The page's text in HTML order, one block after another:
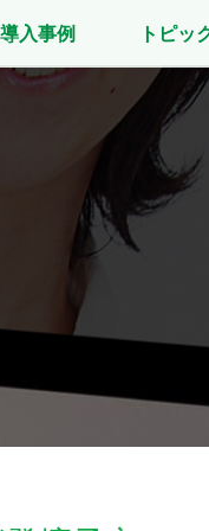
導入事例 トピッ